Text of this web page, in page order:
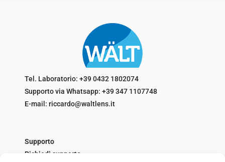
Tel. Laboratorio: +39 0432 1802074
Supporto via Whatsapp: +39 347 1107748
E-mail: riccardo@waltlens.it
Supporto
Richiedi supporto